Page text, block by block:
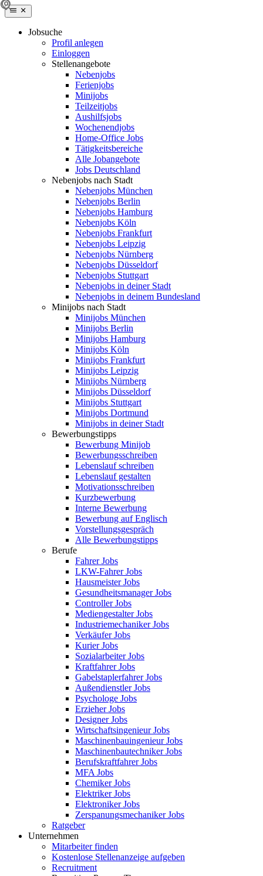
Jobsuche
Profil anlegen
Einloggen
Stellenangebote
Nebenjobs
Ferienjobs
Minijobs
Teilzeitjobs
Aushilfsjobs
Wochenendjobs
Home-Office Jobs
Tätigkeitsbereiche
Alle Jobangebote
Jobs Deutschland
Nebenjobs nach Stadt
Nebenjobs München
Nebenjobs Berlin
Nebenjobs Hamburg
Nebenjobs Köln
Nebenjobs Frankfurt
Nebenjobs Leipzig
Nebenjobs Nürnberg
Nebenjobs Düsseldorf
Nebenjobs Stuttgart
Nebenjobs in deiner Stadt
Nebenjobs in deinem Bundesland
Minijobs nach Stadt
Minijobs München
Minijobs Berlin
Minijobs Hamburg
Minijobs Köln
Minijobs Frankfurt
Minijobs Leipzig
Minijobs Nürnberg
Minijobs Düsseldorf
Minijobs Stuttgart
Minijobs Dortmund
Minijobs in deiner Stadt
Bewerbungstipps
Bewerbung Minijob
Bewerbungsschreiben
Lebenslauf schreiben
Lebenslauf gestalten
Motivationsschreiben
Kurzbewerbung
Interne Bewerbung
Bewerbung auf Englisch
Vorstellungsgespräch
Alle Bewerbungstipps
Berufe
Fahrer Jobs
LKW-Fahrer Jobs
Hausmeister Jobs
Gesundheitsmanager Jobs
Controller Jobs
Mediengestalter Jobs
Industriemechaniker Jobs
Verkäufer Jobs
Kurier Jobs
Sozialarbeiter Jobs
Kraftfahrer Jobs
Gabelstaplerfahrer Jobs
Außendienstler Jobs
Psychologe Jobs
Erzieher Jobs
Designer Jobs
Wirtschaftsingenieur Jobs
Maschinenbauingenieur Jobs
Maschinenbautechniker Jobs
Berufskraftfahrer Jobs
MFA Jobs
Chemiker Jobs
Elektriker Jobs
Elektroniker Jobs
Zerspanungsmechaniker Jobs
Ratgeber
Unternehmen
Mitarbeiter finden
Kostenlose Stellenanzeige aufgeben
Recruitment